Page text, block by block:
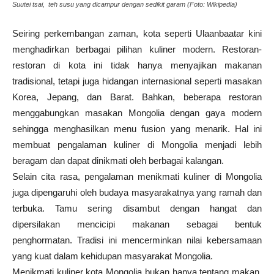
Suutei tsai, teh susu yang dicampur dengan sedikit garam (Foto: Wikipedia)
Seiring perkembangan zaman, kota seperti Ulaanbaatar kini
menghadirkan berbagai pilihan kuliner modern. Restoran-
restoran di kota ini tidak hanya menyajikan makanan
tradisional, tetapi juga hidangan internasional seperti masakan
Korea, Jepang, dan Barat. Bahkan, beberapa restoran
menggabungkan masakan Mongolia dengan gaya modern
sehingga menghasilkan menu fusion yang menarik. Hal ini
membuat pengalaman kuliner di Mongolia menjadi lebih
beragam dan dapat dinikmati oleh berbagai kalangan.
Selain cita rasa, pengalaman menikmati kuliner di Mongolia
juga dipengaruhi oleh budaya masyarakatnya yang ramah dan
terbuka. Tamu sering disambut dengan hangat dan
dipersilakan mencicipi makanan sebagai bentuk
penghormatan. Tradisi ini mencerminkan nilai kebersamaan
yang kuat dalam kehidupan masyarakat Mongolia.